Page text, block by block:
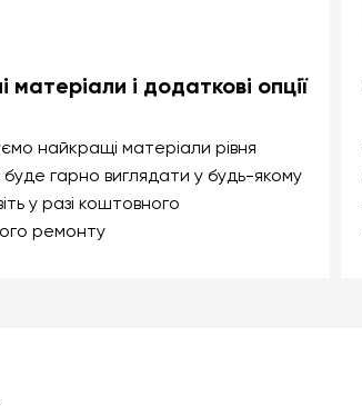
матеріали і додаткові опції
найкращі матеріали рівня
гарно виглядати у будь-якому
у разі коштовного
ремонту